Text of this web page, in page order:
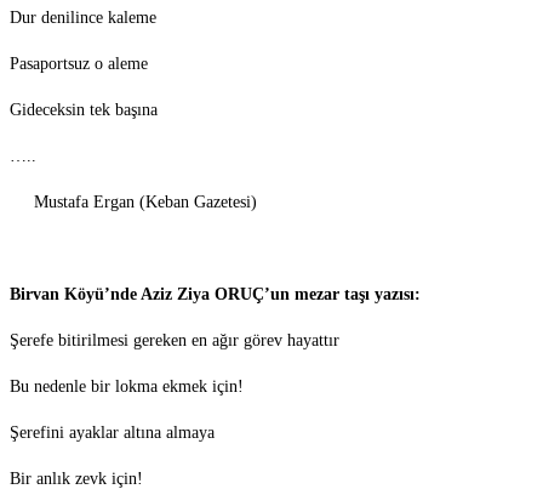
Dur denilince kaleme
Pasaportsuz o aleme
Gideceksin tek başına
…..
Mustafa Ergan (Keban Gazetesi)
Birvan Köyü’nde Aziz Ziya ORUÇ’un mezar taşı yazısı:
Şerefe bitirilmesi gereken en ağır görev hayattır
Bu nedenle bir lokma ekmek için!
Şerefini ayaklar altına almaya
Bir anlık zevk için!